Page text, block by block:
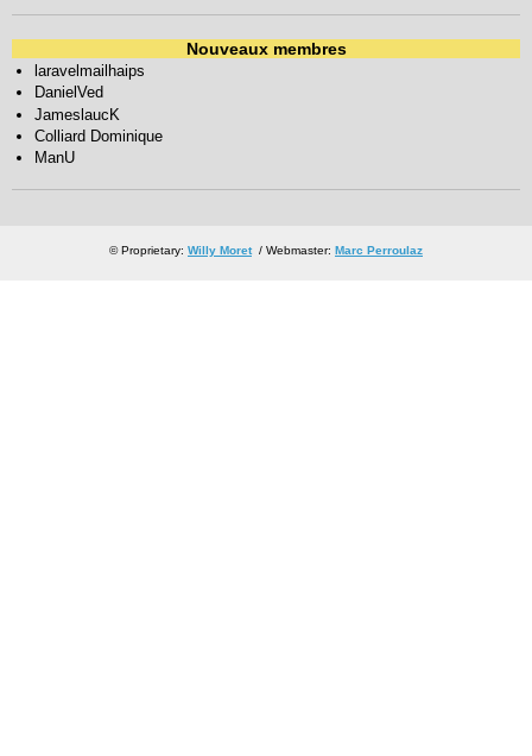
Nouveaux membres
laravelmailhaips
DanielVed
JameslaucK
Colliard Dominique
ManU
© Proprietary: Willy Moret/ Webmaster: Marc Perroulaz